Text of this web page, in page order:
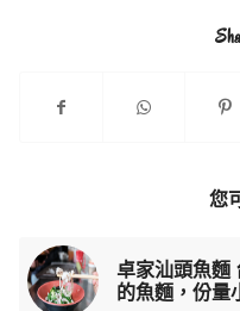
您
卓家汕頭魚麵
的魚麵，份量